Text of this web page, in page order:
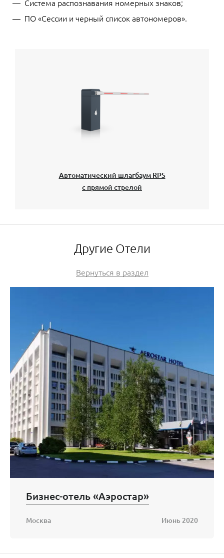
Система распознавания номерных знаков;
ПО «Сессии и черный список автономеров».
Автоматический шлагбаум RPS
с прямой стрелой
Другие Отели
Вернуться в раздел
Бизнес-отель «Аэростар»
Москва Июнь 2020